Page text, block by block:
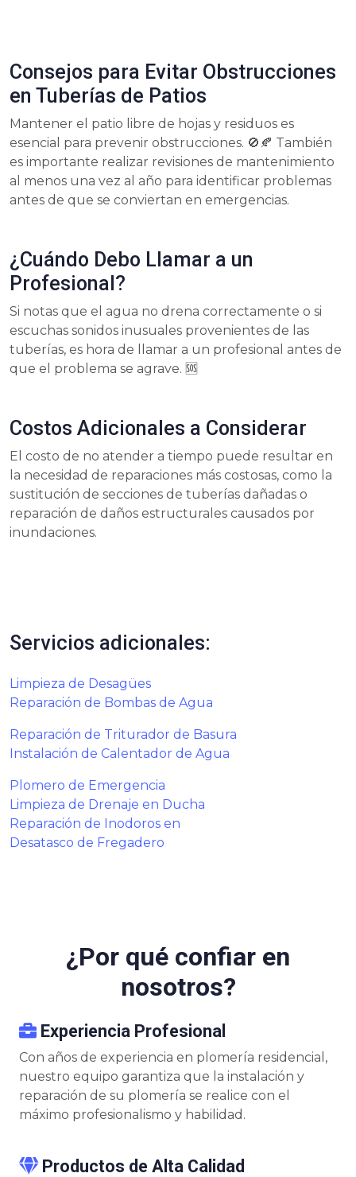
Consejos para Evitar Obstrucciones
en Tuberías de Patios
Mantener el patio libre de hojas y residuos es
esencial para prevenir obstrucciones. 🚫🍂 También
es importante realizar revisiones de mantenimiento
al menos una vez al año para identificar problemas
antes de que se conviertan en emergencias.
¿Cuándo Debo Llamar a un
Profesional?
Si notas que el agua no drena correctamente o si
escuchas sonidos inusuales provenientes de las
tuberías, es hora de llamar a un profesional antes de
que el problema se agrave. 🆘
Costos Adicionales a Considerar
El costo de no atender a tiempo puede resultar en
la necesidad de reparaciones más costosas, como la
sustitución de secciones de tuberías dañadas o
reparación de daños estructurales causados por
inundaciones.
Servicios adicionales:
Limpieza de Desagües
Reparación de Bombas de Agua
Reparación de Triturador de Basura
Instalación de Calentador de Agua
Plomero de Emergencia
Limpieza de Drenaje en Ducha
Reparación de Inodoros en
Desatasco de Fregadero
¿Por qué confiar en
nosotros?
Experiencia Profesional
Con años de experiencia en plomería residencial,
nuestro equipo garantiza que la instalación y
reparación de su plomería se realice con el
máximo profesionalismo y habilidad.
Productos de Alta Calidad